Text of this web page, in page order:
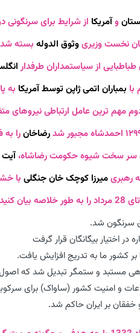
وآمریکا از شرایط برای سرنگونی
وثوق الدوله بسته
بمباران اتمی ژاپن توسط آمریکا به
رضاخانرا
آیت
میرزا کوچک خان جنگلی با
سرنگون شد.
در اختیار بیگانگان قرار گرفت
کشور ما به تدریج افزایش یافت.
مستبد و ستمگر تبدیل شد که اصول
و امنیت کشور (ساواک) برای
بر ایران حاکم شد.